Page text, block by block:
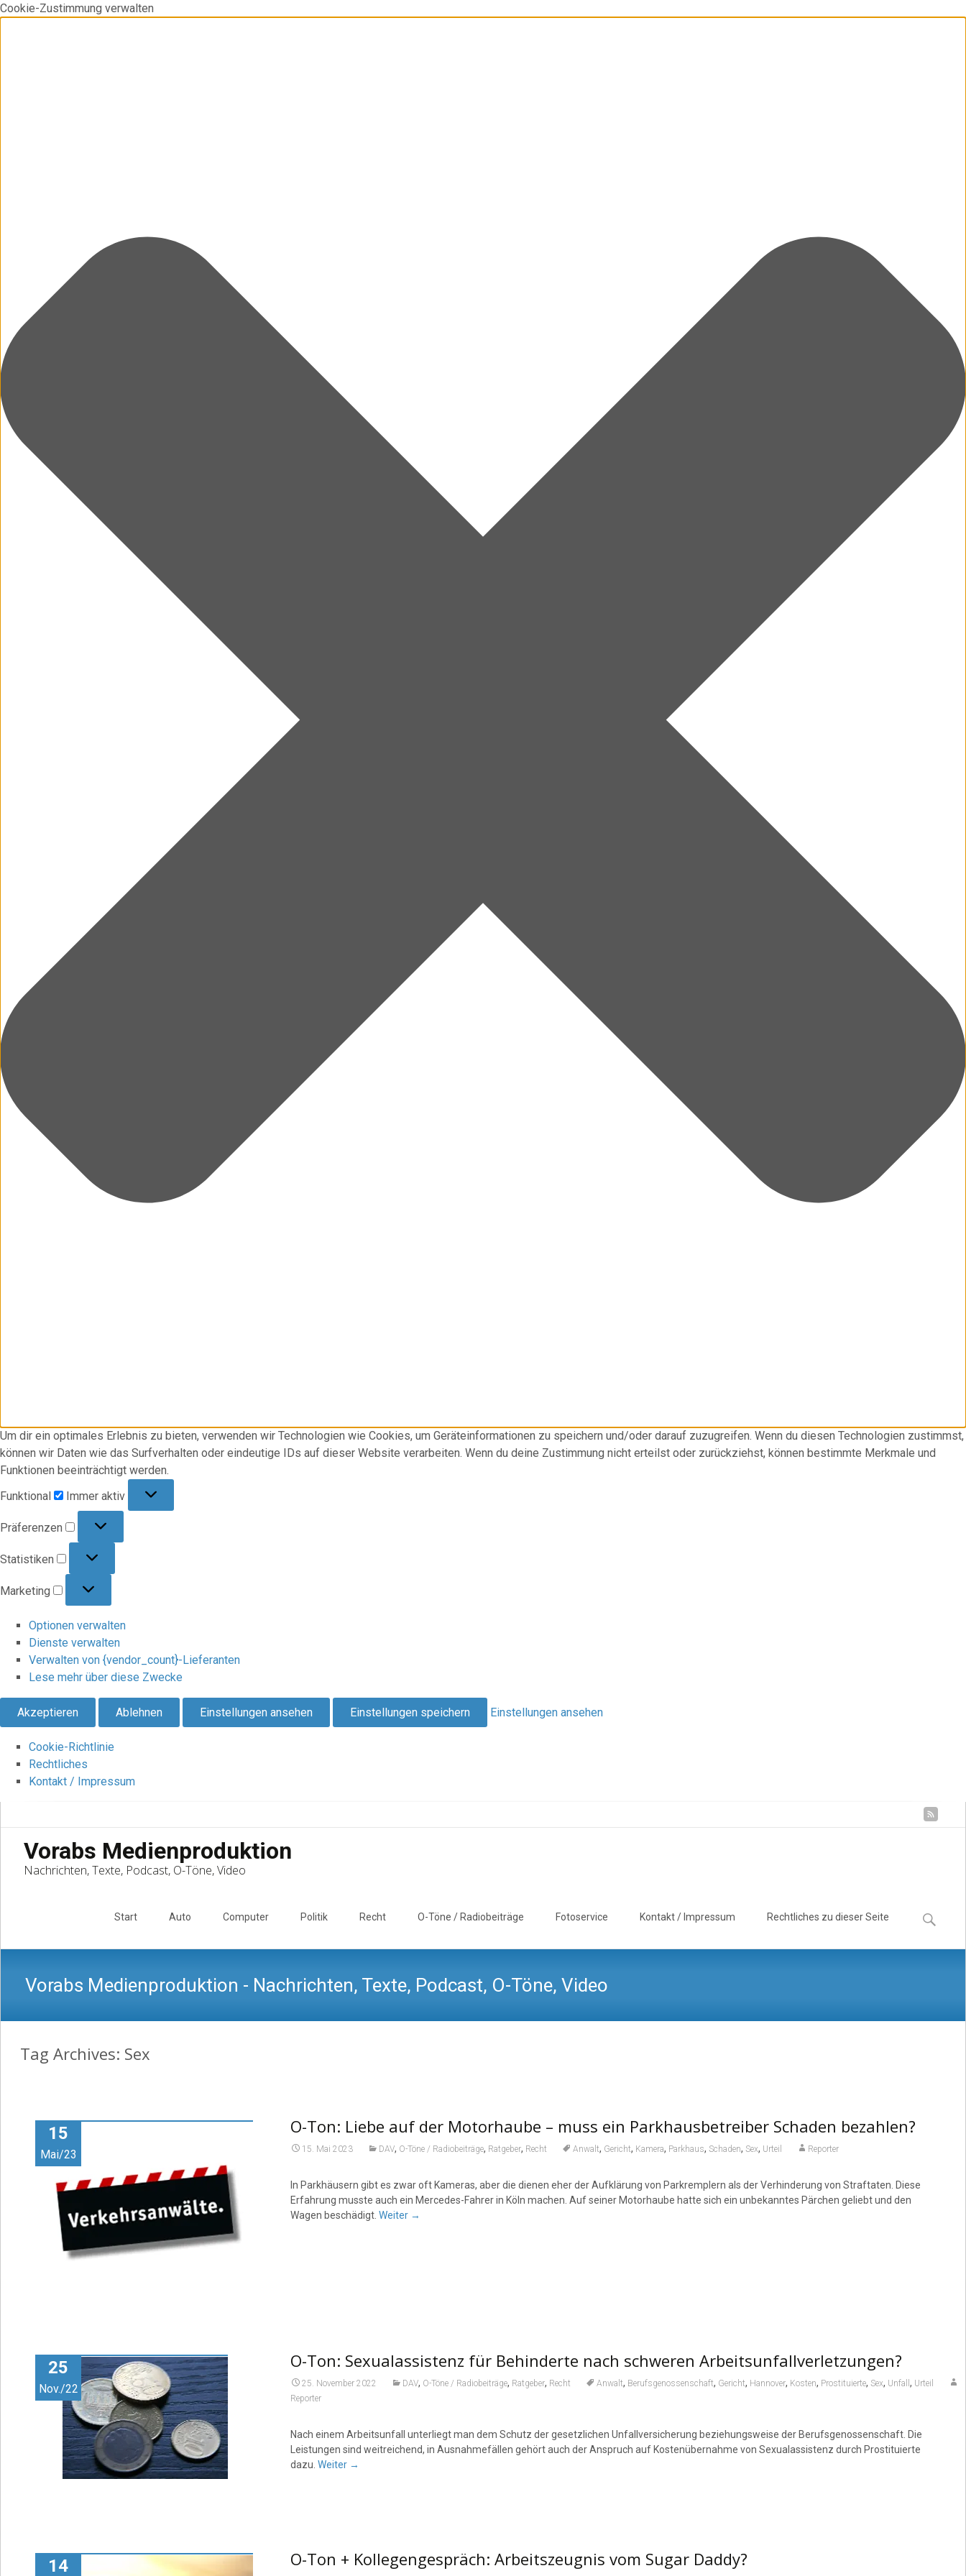
Cookie-Zustimmung verwalten
Um dir ein optimales Erlebnis zu bieten, verwenden wir Technologien wie Cookies, um Geräteinformationen zu speichern und/oder darauf zuzugreifen. Wenn du diesen Technologien zustimmst,
können wir Daten wie das Surfverhalten oder eindeutige IDs auf dieser Website verarbeiten. Wenn du deine Zustimmung nicht erteilst oder zurückziehst, können bestimmte Merkmale und
Funktionen beeinträchtigt werden.
Funktional
Immer aktiv
Präferenzen
Statistiken
Marketing
Optionen verwalten
Dienste verwalten
Verwalten von {vendor_count}-Lieferanten
Lese mehr über diese Zwecke
Akzeptieren Ablehnen Einstellungen ansehen Einstellungen speichern Einstellungen ansehen
Cookie-Richtlinie
Rechtliches
Kontakt / Impressum
Vorabs Medienproduktion
Nachrichten, Texte, Podcast, O-Töne, Video
Start Auto Computer Politik Recht O-Töne / Radiobeiträge Fotoservice Kontakt / Impressum Rechtliches zu dieser Seite
Suchen
nach:
Vorabs Medienproduktion - Nachrichten, Texte, Podcast, O-Töne, Video
Tag Archives: Sex
15
Mai/23
O-Ton: Liebe auf der Motorhaube – muss ein Parkhausbetreiber Schaden bezahlen?
15. Mai 2023 DAV, O-Töne / Radiobeiträge, Ratgeber, Recht Anwalt, Gericht, Kamera, Parkhaus, Schaden, Sex, Urteil Reporter
In Parkhäusern gibt es zwar oft Kameras, aber die dienen eher der Aufklärung von Parkremplern als der Verhinderung von Straftaten. Diese
Erfahrung musste auch ein Mercedes-Fahrer in Köln machen. Auf seiner Motorhaube hatte sich ein unbekanntes Pärchen geliebt und den
Wagen beschädigt. Weiter →
25
Nov./22
O-Ton: Sexualassistenz für Behinderte nach schweren Arbeitsunfallverletzungen?
25. November 2022 DAV, O-Töne / Radiobeiträge, Ratgeber, Recht Anwalt, Berufsgenossenschaft, Gericht, Hannover, Kosten, Prostituierte, Sex, Unfall , Urteil
Reporter
Nach einem Arbeitsunfall unterliegt man dem Schutz der gesetzlichen Unfallversicherung beziehungsweise der Berufsgenossenschaft. Die
Leistungen sind weitreichend, in Ausnahmefällen gehört auch der Anspruch auf Kostenübernahme von Sexualassistenz durch Prostituierte
dazu. Weiter →
14 O-Ton + Kollegengespräch: Arbeitszeugnis vom Sugar Daddy?